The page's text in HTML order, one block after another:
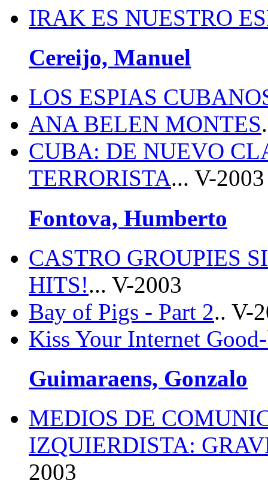
IRAK ES NUESTRO
Cereijo, Manuel
LOS ESPIAS
ANA BELEN MONTES
CUBA: DE NUEVO
TERRORISTA... V-2003
Fontova, Humberto
CASTRO GROUPIES
HITS!... V-2003
Bay of Pigs - Part 2.. V-
Kiss Your Internet
Guimaraens, Gonzalo
MEDIOS DE
IZQUIERDISTA:
2003